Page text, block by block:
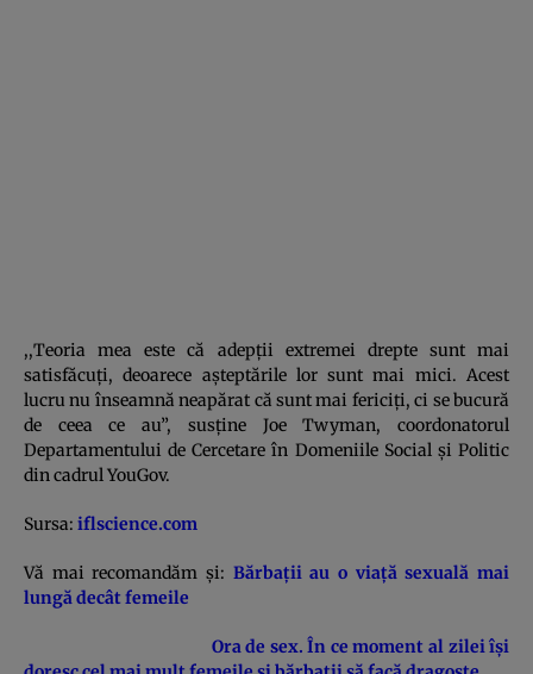
,,Teoria mea este că adepţii extremei drepte sunt mai
satisfăcuţi, deoarece aşteptările lor sunt mai mici. Acest
lucru nu înseamnă neapărat că sunt mai fericiţi, ci se bucură
de ceea ce au”, susţine Joe Twyman, coordonatorul
Departamentului de Cercetare în Domeniile Social şi Politic
din cadrul YouGov.
Sursa: iflscience.com
Vă mai recomandăm şi: Bărbaţii au o viaţă sexuală mai
lungă decât femeile
Ora de sex. În ce moment al zilei îşi